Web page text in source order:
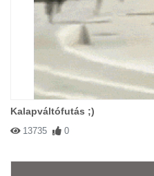
Kalapváltófutás ;)
13735 0